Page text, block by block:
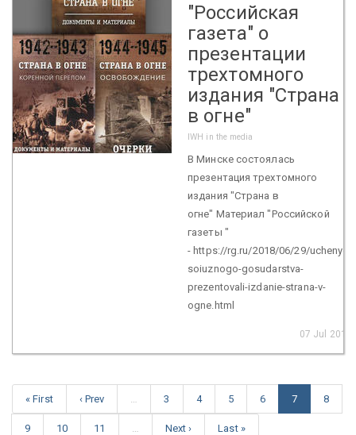
"Российская
газета" о
презентации
трехтомного
издания "Страна
в огне"
IWH in the media
В Минске состоялась
презентация трехтомного
издания "Страна в
огне" Материал "Российской
газеты "
- https://rg.ru/2018/06/29/uchenye-
soiuznogo-gosudarstva-
prezentovali-izdanie-strana-v-
ogne.html
07 Jul 2018
« First ‹ Prev 3 4 5 6 7 8
9 10 11 Next › Last »